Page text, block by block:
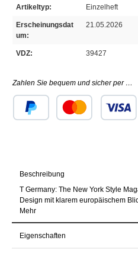
Artikeltyp: Einzelheft
Erscheinungsdat
um:
21.05.2026
VDZ: 39427
Zahlen Sie bequem und sicher per …
Beschreibung
T Germany: The New York Style
Design mit klarem europäischem
Mehr
Eigenschaften